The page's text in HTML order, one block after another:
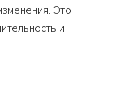
Это
и